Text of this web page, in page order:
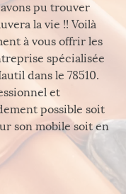
pu trouver
la vie !! Voilà
à vous offrir les
spécialisée
dans le 78510.
et
possible soit
son mobile soit en